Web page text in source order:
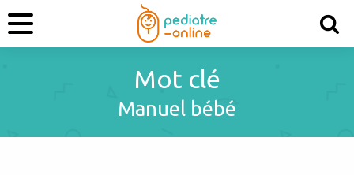
Mot clé
Manuel bébé